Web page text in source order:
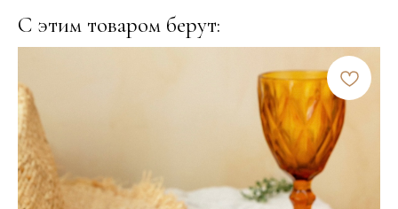
С этим товаром берут: